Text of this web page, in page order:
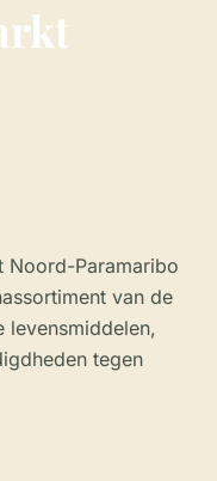
Noord-Paramaribo
van de
levensmiddelen,
tegen